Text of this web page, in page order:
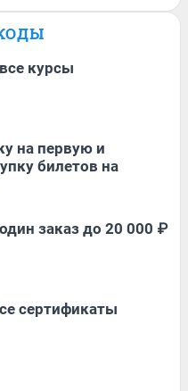
курсы
на первую и
билетов на
заказ до 20 000 ₽
сертификаты